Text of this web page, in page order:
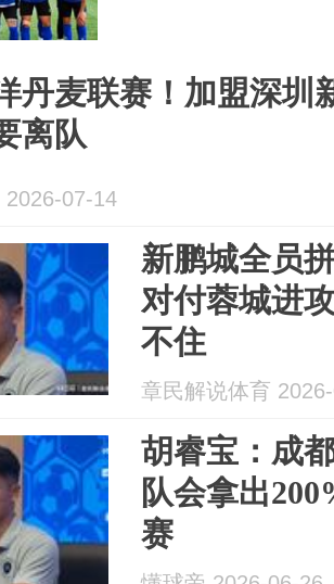
丹麦联赛！加盟深圳
离队
07-14
新鹏城全员
对付蓉城进
不住
章民解说体育
胡睿宝：成
队会拿出
赛